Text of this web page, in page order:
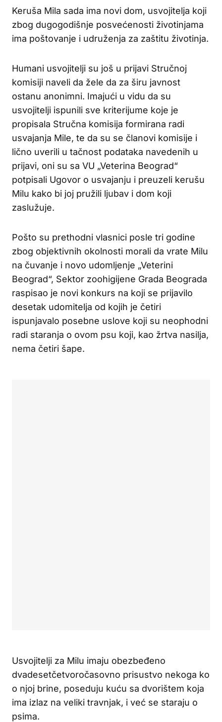
Keruša Mila sada ima novi dom, usvojitelja koji
zbog dugogodišnje posvećenosti životinjama
ima poštovanje i udruženja za zaštitu životinja.
Humani usvojitelji su još u prijavi Stručnoj
komisiji naveli da žele da za širu javnost
ostanu anonimni. Imajući u vidu da su
usvojitelji ispunili sve kriterijume koje je
propisala Stručna komisija formirana radi
usvajanja Mile, te da su se članovi komisije i
lično uverili u tačnost podataka navedenih u
prijavi, oni su sa VU „Veterina Beograd“
potpisali Ugovor o usvajanju i preuzeli kerušu
Milu kako bi joj pružili ljubav i dom koji
zaslužuje.
Pošto su prethodni vlasnici posle tri godine
zbog objektivnih okolnosti morali da vrate Milu
na čuvanje i novo udomljenje „Veterini
Beograd“, Sektor zoohigijene Grada Beograda
raspisao je novi konkurs na koji se prijavilo
desetak udomitelja od kojih je četiri
ispunjavalo posebne uslove koji su neophodni
radi staranja o ovom psu koji, kao žrtva nasilja,
nema četiri šape.
Usvojitelji za Milu imaju obezbeđeno
dvadesetčetvoročasovno prisustvo nekoga ko
o njoj brine, poseduju kuću sa dvorištem koja
ima izlaz na veliki travnjak, i već se staraju o
psima.